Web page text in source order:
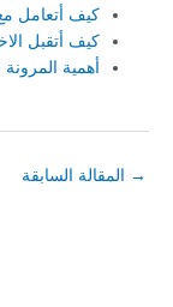
كيف أتعامل
كيف أتقبل
أهمية
→ المقالة السابقة